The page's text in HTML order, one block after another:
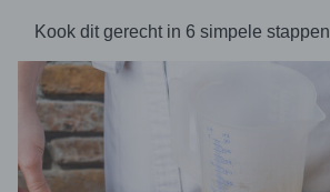
Kook dit gerecht in 6 simpele stappen